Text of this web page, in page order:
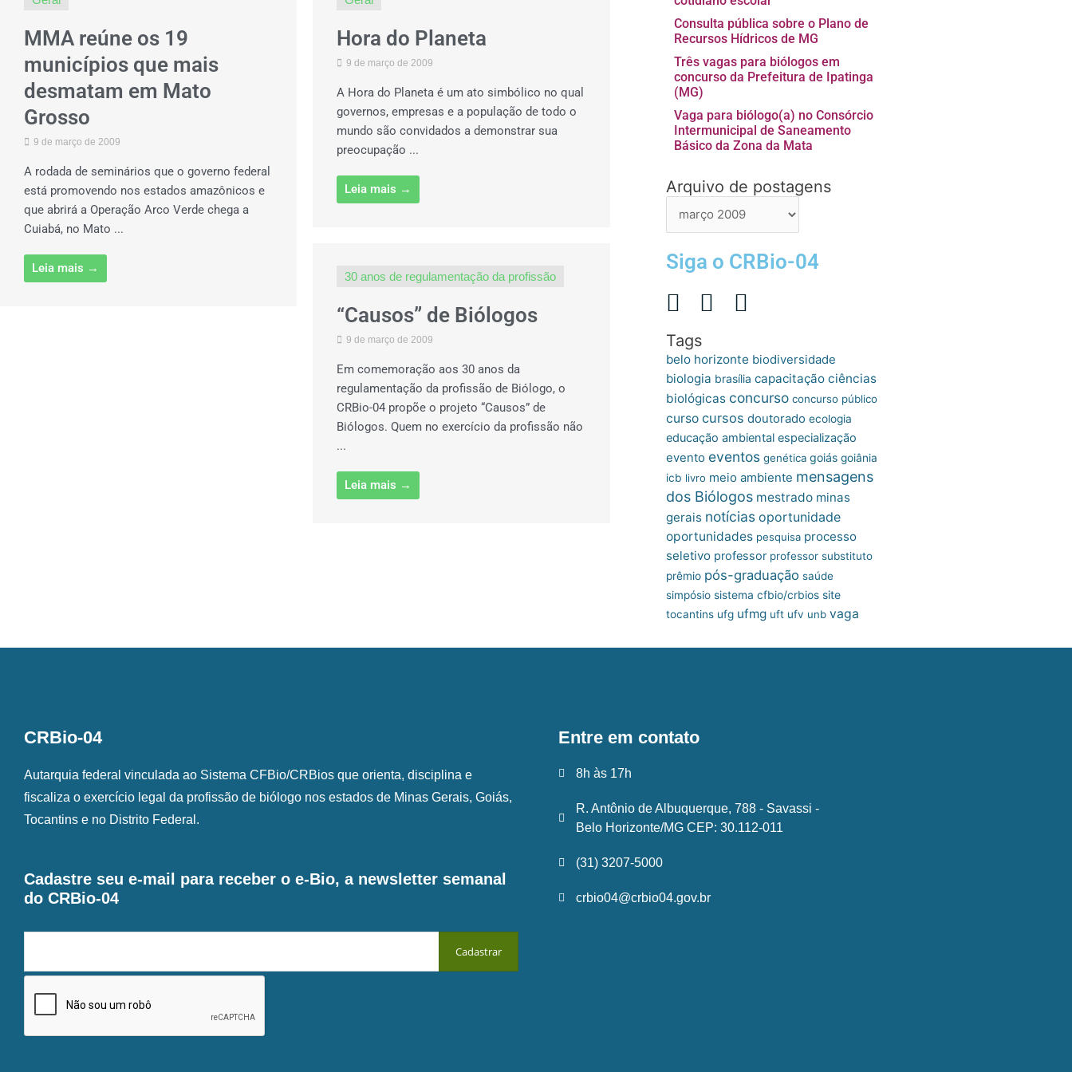
MMA reúne os 19
municípios que mais
desmatam em Mato
Grosso
9 de março de 2009
A rodada de seminários que o governo federal
está promovendo nos estados amazônicos e
que abrirá a Operação Arco Verde chega a
Cuiabá, no Mato ...
Leia mais →
Hora do Planeta
9 de março de 2009
A Hora do Planeta é um ato simbólico no qual
governos, empresas e a população de todo o
mundo são convidados a demonstrar sua
preocupação ...
Leia mais →
30 anos de regulamentação da profissão
“Causos” de Biólogos
9 de março de 2009
Em comemoração aos 30 anos da
regulamentação da profissão de Biólogo, o
CRBio-04 propõe o projeto “Causos” de
Biólogos. Quem no exercício da profissão não
...
Leia mais →
Consulta pública sobre o Plano de
Recursos Hídricos de MG
Três vagas para biólogos em
concurso da Prefeitura de Ipatinga
(MG)
Vaga para biólogo(a) no Consórcio
Intermunicipal de Saneamento
Básico da Zona da Mata
Arquivo de postagens
Arquivo
postagens
Siga o CRBio-04
Tags
belo horizonte biodiversidade
biologia brasília capacitação ciências
biológicas concurso concurso público
curso cursos doutorado ecologia
educação ambiental especialização
evento eventos genética goiás goiânia
icb livro meio ambiente mensagens
dos Biólogos mestrado minas
gerais notícias oportunidade
oportunidades pesquisa processo
seletivo professor professor substituto
prêmio pós-graduação saúde
simpósio sistema cfbio/crbios site
tocantins ufg ufmg uft ufv unb vaga
CRBio-04
Autarquia federal vinculada ao Sistema CFBio/CRBios que orienta, disciplina e
fiscaliza o exercício legal da profissão de biólogo nos estados de Minas Gerais, Goiás,
Tocantins e no Distrito Federal.
Cadastre seu e-mail para receber o e-Bio, a newsletter semanal
do CRBio-04
Entre em contato
8h às 17h
R. Antônio de Albuquerque, 788 - Savassi -
Belo Horizonte/MG CEP: 30.112-011
(31) 3207-5000
crbio04@crbio04.gov.br